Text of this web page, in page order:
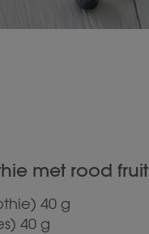
met rood fruit
40 g
40 g